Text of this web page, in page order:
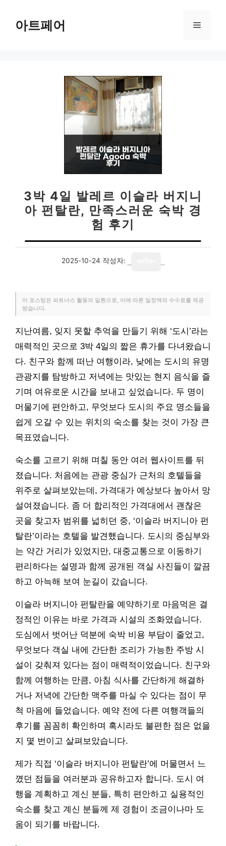
아트페어 메
3박 4일 발레르 이슬라 버지니
아 펀탈란, 만족스러운 숙박 경
험 후기
2025-10-24 작성자:
이 포스팅은 파트너스 활동의 일환으로, 이에 따른 일정액의 수수료를 제공
받습니다.
지난여름, 잊지 못할 추억을 만들기 위해 ‘도시’라는
매력적인 곳으로 3박 4일의 짧은 휴가를 다녀왔습니
다. 친구와 함께 떠난 여행이라, 낮에는 도시의 유명
관광지를 탐방하고 저녁에는 맛있는 현지 음식을 즐
기며 여유로운 시간을 보내고 싶었습니다. 두 명이
머물기에 편안하고, 무엇보다 도시의 주요 명소들을
쉽게 오갈 수 있는 위치의 숙소를 찾는 것이 가장 큰
목표였습니다.
숙소를 고르기 위해 며칠 동안 여러 웹사이트를 뒤
졌습니다. 처음에는 관광 중심가 근처의 호텔들을
위주로 살펴보았는데, 가격대가 예상보다 높아서 망
설여졌습니다. 좀 더 합리적인 가격대에서 괜찮은
곳을 찾고자 범위를 넓히던 중, ‘이슬라 버지니아 펀
탈란’이라는 호텔을 발견했습니다. 도시의 중심부와
는 약간 거리가 있었지만, 대중교통으로 이동하기
편리하다는 설명과 함께 공개된 객실 사진들이 깔끔
하고 아늑해 보여 눈길이 갔습니다.
이슬라 버지니아 펀탈란을 예약하기로 마음먹은 결
정적인 이유는 바로 가격과 시설의 조화였습니다.
도심에서 벗어난 덕분에 숙박 비용 부담이 줄었고,
무엇보다 객실 내에 간단한 조리가 가능한 주방 시
설이 갖춰져 있다는 점이 매력적이었습니다. 친구와
함께 여행하는 만큼, 아침 식사를 간단하게 해결하
거나 저녁에 간단한 맥주를 마실 수 있다는 점이 무
척 마음에 들었습니다. 예약 전에 다른 여행객들의
후기를 꼼꼼히 확인하며 혹시라도 불편한 점은 없을
지 몇 번이고 살펴보았습니다.
제가 직접 ‘이슬라 버지니아 펀탈란’에 머물면서 느
꼈던 점들을 여러분과 공유하고자 합니다. 도시 여
행을 계획하고 계신 분들, 특히 편안하고 실용적인
숙소를 찾고 계신 분들께 제 경험이 조금이나마 도
움이 되기를 바랍니다.